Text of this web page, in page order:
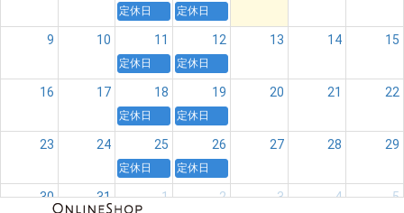
定休日 定休日
9 10 11
定休日
12
定休日
13 14 15
16 17 18
定休日
19
定休日
20 21 22
23 24 25
定休日
26
定休日
27 28 29
30 31 1 2 3 4 5